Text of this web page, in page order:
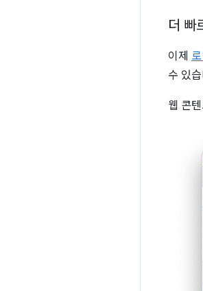
더 빠
이제
수 있
웹 콘